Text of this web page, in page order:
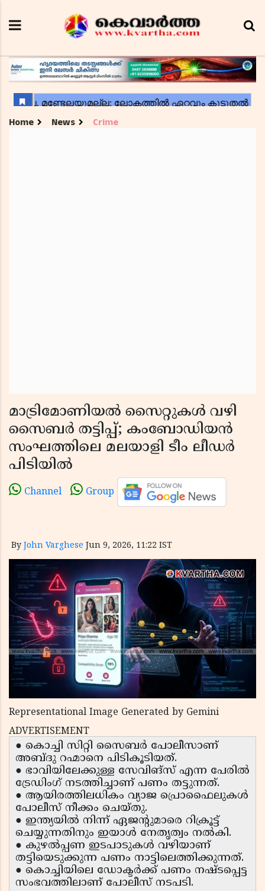
Home News Crime
മാട്രിമോണിയൽ സൈറ്റുകൾ വഴി
സൈബർ തട്ടിപ്പ്; കംബോഡിയൻ
സംഘത്തിലെ മലയാളി ടീം ലീഡർ
പിടിയിൽ
Channel Group
By John Varghese Jun 9, 2026, 11:22 IST
Representational Image Generated by Gemini
ADVERTISEMENT
● കൊച്ചി സിറ്റി സൈബർ പോലീസാണ്
അബ്ദു റഹ്മാനെ പിടികൂടിയത്.
● ഭാവിയിലേക്കുള്ള സേവിങ്സ് എന്ന പേരിൽ
ട്രേഡിംഗ് നടത്തിച്ചാണ് പണം തട്ടുന്നത്.
● ആയിരത്തിലധികം വ്യാജ പ്രൊഫൈലുകൾ
പോലീസ് നീക്കം ചെയ്തു.
● ഇന്ത്യയിൽ നിന്ന് ഏജന്റുമാരെ റിക്രൂട്ട്
ചെയ്യുന്നതിനും ഇയാൾ നേതൃത്വം നൽകി.
● കുഴൽപ്പണ ഇടപാടുകൾ വഴിയാണ്
തട്ടിയെടുക്കുന്ന പണം നാട്ടിലെത്തിക്കുന്നത്.
● കൊച്ചിയിലെ ഡോക്ടർക്ക് പണം നഷ്ടപ്പെട്ട
സംഭവത്തിലാണ് പോലീസ് നടപടി.